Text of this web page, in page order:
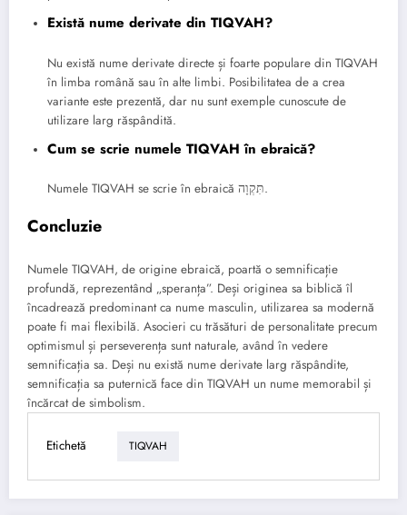
Există nume derivate din TIQVAH?
Nu există nume derivate directe și foarte populare din TIQVAH
în limba română sau în alte limbi. Posibilitatea de a crea
variante este prezentă, dar nu sunt exemple cunoscute de
utilizare larg răspândită.
Cum se scrie numele TIQVAH în ebraică?
Numele TIQVAH se scrie în ebraică תִּקְוָה.
Concluzie
Numele TIQVAH, de origine ebraică, poartă o semnificație
profundă, reprezentând „speranța”. Deși originea sa biblică îl
încadrează predominant ca nume masculin, utilizarea sa modernă
poate fi mai flexibilă. Asocieri cu trăsături de personalitate precum
optimismul și perseverența sunt naturale, având în vedere
semnificația sa. Deși nu există nume derivate larg răspândite,
semnificația sa puternică face din TIQVAH un nume memorabil și
încărcat de simbolism.
Etichetă TIQVAH